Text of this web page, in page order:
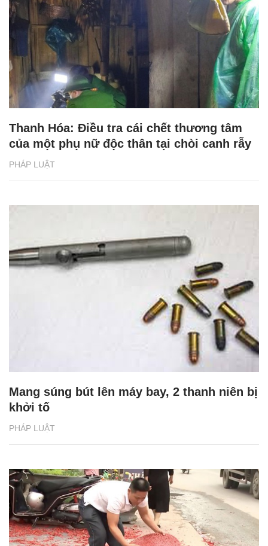
PHÁP LUẬT
Thanh Hóa: Điều tra cái chết thương tâm
của một phụ nữ độc thân tại chòi canh rẫy
PHÁP LUẬT
Mang súng bút lên máy bay, 2 thanh niên bị
khởi tố